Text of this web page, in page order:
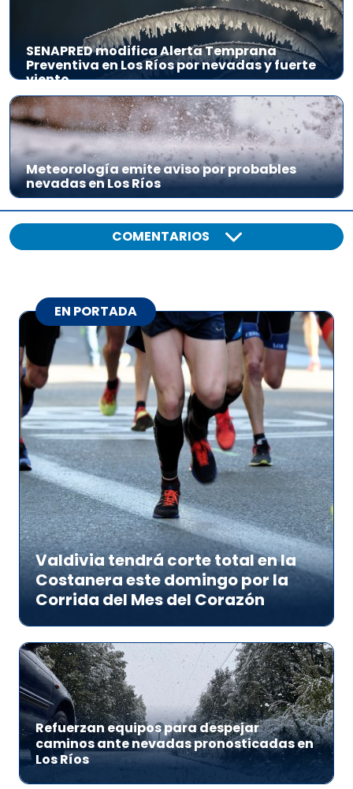
o
SENAPRED modifica Alerta Temprana
Preventiva en Los Ríos por nevadas y fuerte
viento
Meteorología emite aviso por probables
nevadas en Los Ríos
COMENTARIOS
EN PORTADA
Valdivia tendrá corte total en la
Costanera este domingo por la
Corrida del Mes del Corazón
Refuerzan equipos para despejar
caminos ante nevadas pronosticadas en
Los Ríos